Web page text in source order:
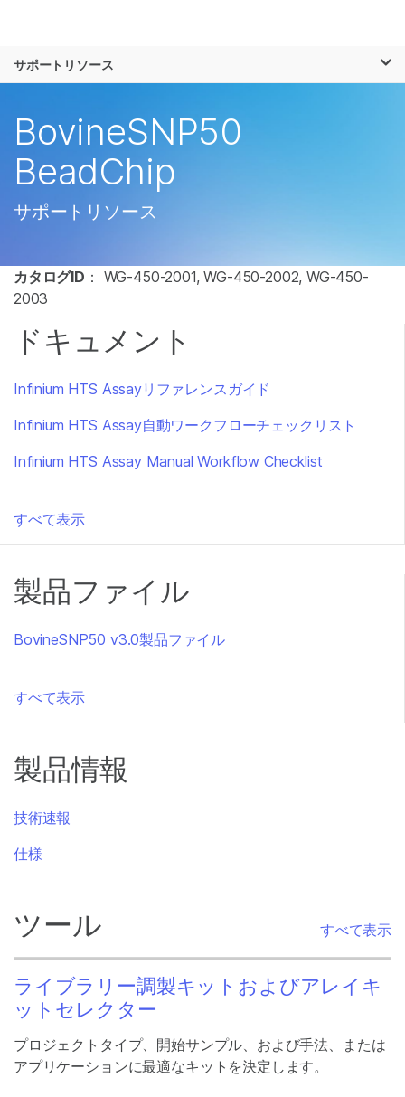
ソリューション
企業情報
サポート
サポートリソース
BovineSNP50
BeadChip
サポートリソース
カタログID ： WG-450-2001, WG-450-2002, WG-450-
2003
ドキュメント
Infinium HTS Assayリファレンスガイド
Infinium HTS Assay自動ワークフローチェックリスト
Infinium HTS Assay Manual Workflow Checklist
すべて表示
製品ファイル
BovineSNP50 v3.0製品ファイル
すべて表示
製品情報
技術速報
仕様
ツール すべて表示
ライブラリー調製キットおよびアレイキ
ットセレクター
プロジェクトタイプ、開始サンプル、および手法、または
アプリケーションに最適なキットを決定します。
お気に入りの分野を選択すると、関連性の
高いコンテンツへのリンクが表示されます:
がん研究
微生物研究
農学研究
複雑な疾患
臨床オンコロジー
生殖医学